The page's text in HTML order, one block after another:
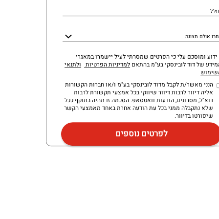
אולם תצוגה
ומוסכם עלי כי הפרטים שמסרתי לעיל יישמרו במאגרי
של דוד לובינסקי בע"מ בהתאם למדיניות הפרטיות ולתנאי
הנני מאשר/ת לקבל מדוד לובינסקי בע"מ ו/או חברות הקשורות
אליה דיוור לרבות דיוור שיווקי בכל אמצעי תקשורת לרבות
דוא"ל, מסרונים, הודעות וואטסאפ. הסכמה זו תהיה בתוקף ככל
שלא נתקבלה ממני בכל עת הודעה אחרת באחד מאמצעי הקשר
שיפורטו בדיוור.